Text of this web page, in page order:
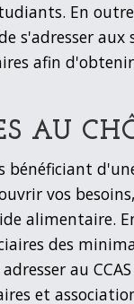
En
s'adresser aux
afin
AU
bénéficiant
vos
alimentaire.
des
au
et